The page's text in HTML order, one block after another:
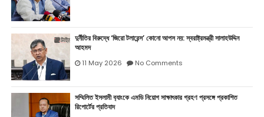
দুর্নীতির বিরুদ্ধে ‘জিরো টলারেন্স’ কোনো আপস নয়: স্বরাষ্ট্রমন্ত্রী সালাহউদ্দিন
আহমদ
11 May 2026 No Comments
সম্মিলিত ইসলামী ব‍্যাংকে এমডি নিয়োগ সাক্ষাৎকার গ্রহণ প্রসঙ্গে প্রকাশিত
রিপোর্টের প্রতিবাদ